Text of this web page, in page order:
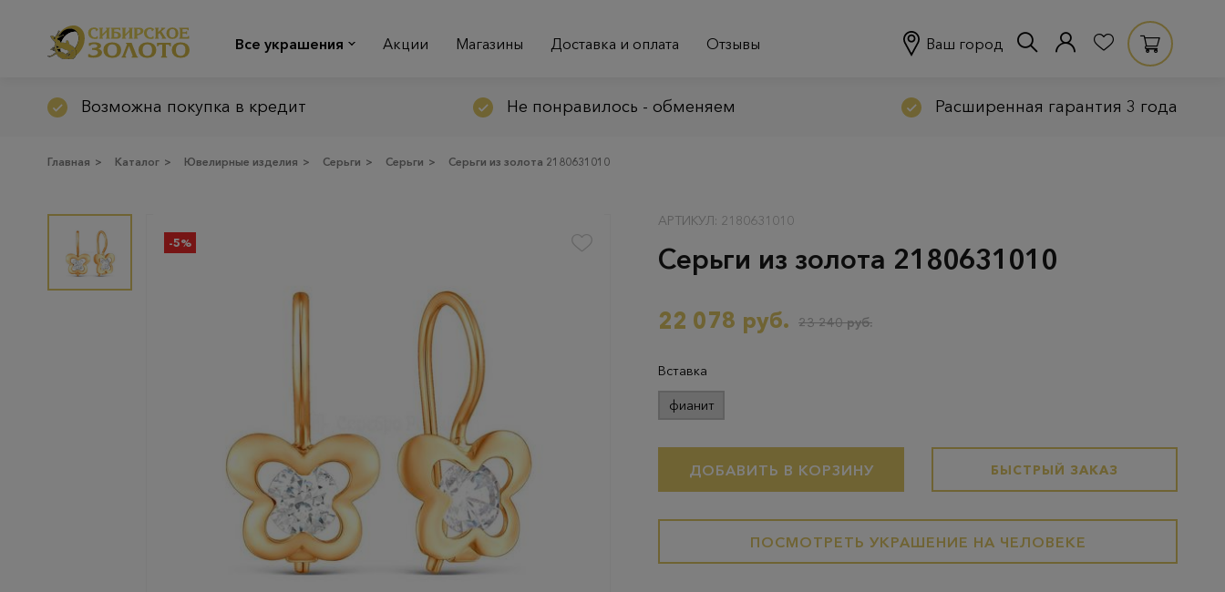
Все украшения Акции Магазины Доставка и оплата Отзывы Ваш город
Возможна покупка в кредит Не понравилось - обменяем Расширенная гарантия 3 года
Главная > Каталог > Ювелирные изделия > Серьги > Серьги > Серьги из золота 2180631010
-5%
АРТИКУЛ: 2180631010
Серьги из золота 2180631010
22 078 руб. 23 240 руб.
Вставка
фианит
ДОБАВИТЬ В КОРЗИНУ БЫСТРЫЙ ЗАКАЗ
ПОСМОТРЕТЬ УКРАШЕНИЕ НА ЧЕЛОВЕКЕ